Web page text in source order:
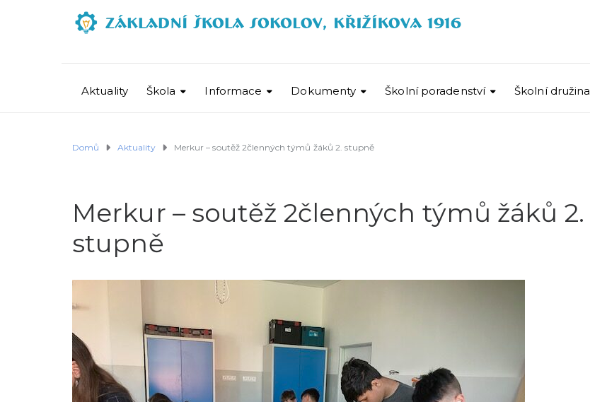
Aktuality Škola Informace Dokumenty Školní poradenství Školní družina
Domů Aktuality Merkur – soutěž 2členných týmů žáků 2. stupně
Merkur – soutěž 2členných týmů žáků 2.
stupně